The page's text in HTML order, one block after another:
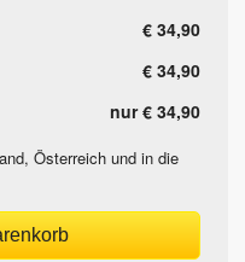
€ 34,90
€ 34,90
nur € 34,90
Österreich und in die